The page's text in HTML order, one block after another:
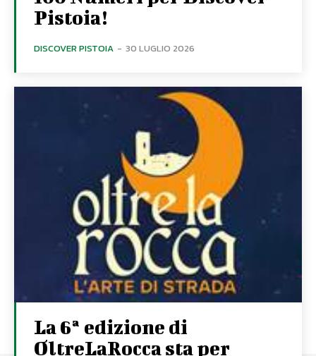
Pistoia!
DISCOVER PISTOIA - 30 LUGLIO 2026
La 6ª edizione di
OltreLaRocca sta per